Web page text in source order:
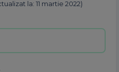
la: 11 martie 2022)